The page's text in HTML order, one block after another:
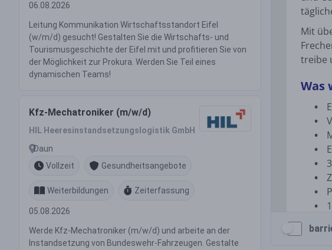
06.08.2026
Leitung Kommunikation Wirtschaftsstandort Eifel
(w/m/d) gesucht! Gestalten Sie die Wirtschafts- und
Tourismusgeschichte der Eifel mit und profitieren Sie von
der Möglichkeit zur Prokura. Werden Sie Teil eines
dynamischen Teams!
Kfz-Mechatroniker (m/w/d)
HIL Heeresinstandsetzungslogistik GmbH
Daun
Vollzeit
Gesundheitsangebote
Weiterbildungen Zeiterfassung
05.08.2026
Werde Kfz-Mechatroniker (m/w/d) und arbeite an der
Instandsetzung von Bundeswehr-Fahrzeugen. Gestalte